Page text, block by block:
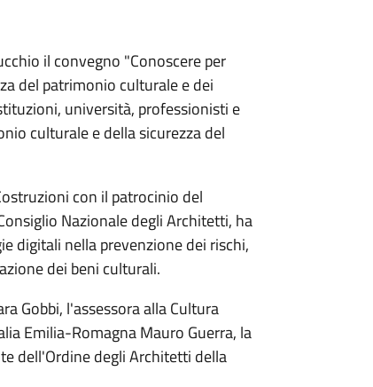
il convegno "Conoscere per
del patrimonio culturale e dei
università, professionisti e
culturale e della sicurezza del
con il patrocinio del
Nazionale degli Architetti, ha
digitali nella prevenzione dei rischi,
dei beni culturali.
Gobbi, l'assessora alla Cultura
Emilia-Romagna Mauro Guerra, la
dell'Ordine degli Architetti della